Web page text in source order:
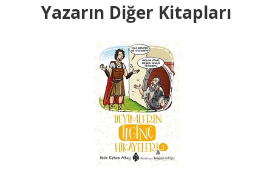
Yazarın Diğer Kitapları